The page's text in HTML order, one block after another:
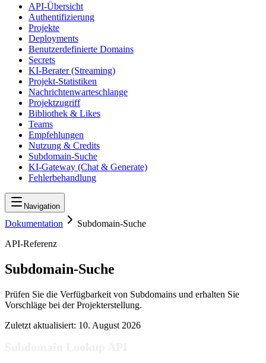
API-Übersicht
Authentifizierung
Projekte
Deployments
Benutzerdefinierte Domains
Secrets
KI-Berater (Streaming)
Projekt-Statistiken
Nachrichtenwarteschlange
Projektzugriff
Bibliothek & Likes
Teams
Empfehlungen
Nutzung & Credits
Subdomain-Suche
KI-Gateway (Chat & Generate)
Fehlerbehandlung
Navigation
Dokumentation
Subdomain-Suche
API-Referenz
Subdomain-Suche
Prüfen Sie die Verfügbarkeit von Subdomains und erhalten Sie
Vorschläge bei der Projekterstellung.
Zuletzt aktualisiert: 10. August 2026